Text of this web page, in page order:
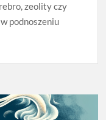
zeolity czy
podnoszeniu